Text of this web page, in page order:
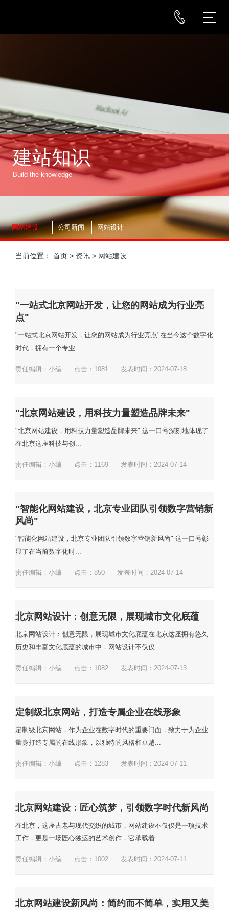
建站知识
Build the knowledge
网站建设 公司新闻 网站设计
当前位置： 首页 > 资讯 > 网站建设
"一站式北京网站开发，让您的网站成为行业亮
点"
"一站式北京网站开发，让您的网站成为行业亮点"在当今这个数字化
时代，拥有一个专业...
责任编辑：小编 点击： 1081 发表时间：2024-07-18
"北京网站建设，用科技力量塑造品牌未来"
"北京网站建设，用科技力量塑造品牌未来" 这一口号深刻地体现了
在北京这座科技与创...
责任编辑：小编 点击： 1169 发表时间：2024-07-14
"智能化网站建设，北京专业团队引领数字营销新
风尚"
"智能化网站建设，北京专业团队引领数字营销新风尚" 这一口号彰
显了在当前数字化时...
责任编辑：小编 点击： 850 发表时间：2024-07-14
北京网站设计：创意无限，展现城市文化底蕴
北京网站设计：创意无限，展现城市文化底蕴在北京这座拥有悠久
历史和丰富文化底蕴的城市中，网站设计不仅仅...
责任编辑：小编 点击： 1082 发表时间：2024-07-13
定制级北京网站，打造专属企业在线形象
定制级北京网站，作为企业在数字时代的重要门面，致力于为企业
量身打造专属的在线形象，以独特的风格和卓越...
责任编辑：小编 点击： 1283 发表时间：2024-07-11
北京网站建设：匠心筑梦，引领数字时代新风尚
在北京，这座古老与现代交织的城市，网站建设不仅仅是一项技术
工作，更是一场匠心独运的艺术创作，它承载着...
责任编辑：小编 点击： 1002 发表时间：2024-07-11
北京网站建设新风尚：简约而不简单，实用又美